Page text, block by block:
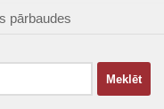
pārbaudes